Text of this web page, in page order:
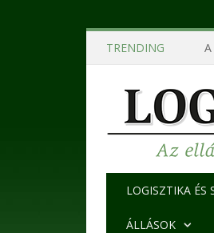
TRENDING
LOGISZTIKA ÉS
ÁLLÁSOK